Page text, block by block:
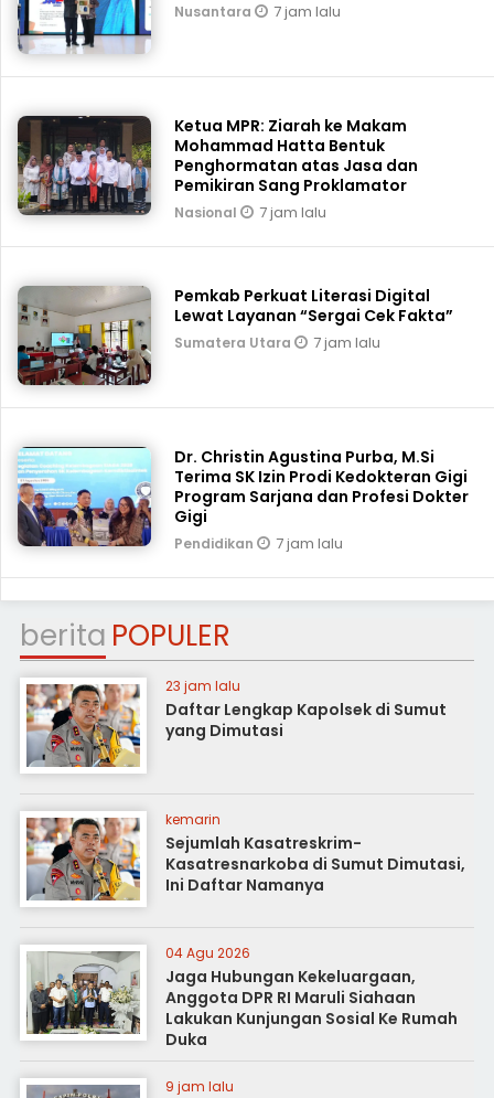
Nusantara 7 jam lalu
Ketua MPR: Ziarah ke Makam
Mohammad Hatta Bentuk
Penghormatan atas Jasa dan
Pemikiran Sang Proklamator
Nasional 7 jam lalu
Pemkab Perkuat Literasi Digital
Lewat Layanan “Sergai Cek Fakta”
Sumatera Utara 7 jam lalu
Dr. Christin Agustina Purba, M.Si
Terima SK Izin Prodi Kedokteran Gigi
Program Sarjana dan Profesi Dokter
Gigi
Pendidikan 7 jam lalu
berita POPULER
23 jam lalu
Daftar Lengkap Kapolsek di Sumut
yang Dimutasi
kemarin
Sejumlah Kasatreskrim-
Kasatresnarkoba di Sumut Dimutasi,
Ini Daftar Namanya
04 Agu 2026
Jaga Hubungan Kekeluargaan,
Anggota DPR RI Maruli Siahaan
Lakukan Kunjungan Sosial Ke Rumah
Duka
9 jam lalu